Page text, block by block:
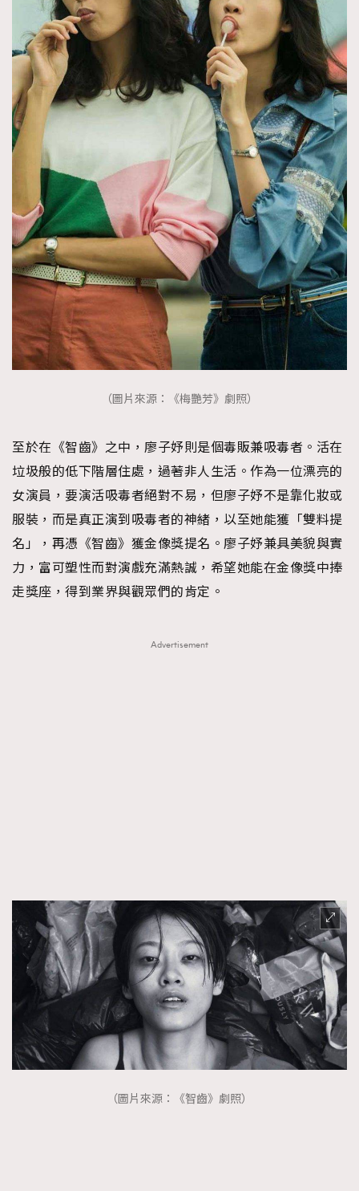
（圖片來源：《梅艷芳》劇照）
至於在《智齒》之中，廖子妤則是個毒販兼吸毒者。活在
垃圾般的低下階層住處，過著非人生活。作為一位漂亮的
女演員，要演活吸毒者絕對不易，但廖子妤不是靠化妝或
服裝，而是真正演到吸毒者的神緒，以至她能獲「雙料提
名」，再憑《智齒》獲金像獎提名。廖子妤兼具美貌與實
力，富可塑性而對演戲充滿熱誠，希望她能在金像獎中捧
走獎座，得到業界與觀眾們的肯定。
Advertisement
（圖片來源：《智齒》劇照）